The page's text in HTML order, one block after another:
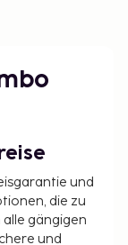
und
die zu
gängigen
und